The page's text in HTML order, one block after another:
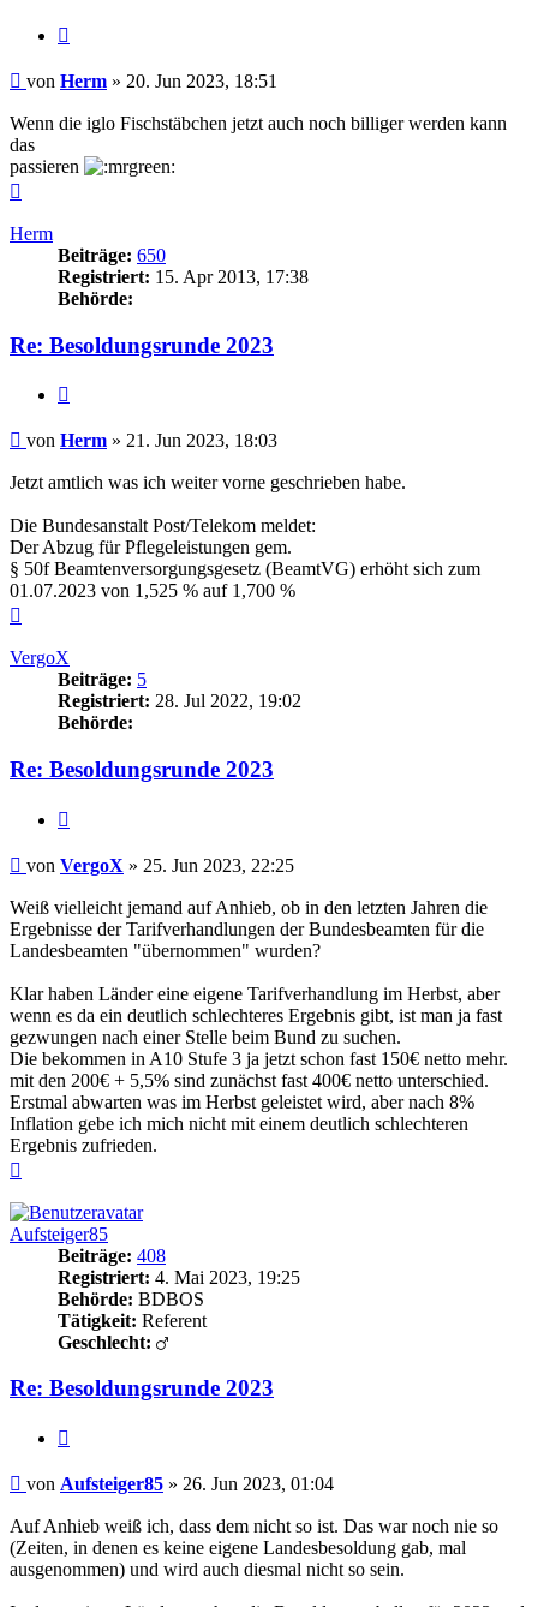
Beitrag
von Herm » 20. Jun 2023, 18:51
Wenn die iglo Fischstäbchen jetzt auch noch billiger werden kann
das
passieren
Herm
Beiträge: 650
Registriert: 15. Apr 2013, 17:38
Behörde:
Re: Besoldungsrunde 2023
Beitrag
von Herm » 21. Jun 2023, 18:03
Jetzt amtlich was ich weiter vorne geschrieben habe.
Die Bundesanstalt Post/Telekom meldet:
Der Abzug für Pflegeleistungen gem.
§ 50f Beamtenversorgungsgesetz (BeamtVG) erhöht sich zum
01.07.2023 von 1,525 % auf 1,700 %
VergoX
Beiträge: 5
Registriert: 28. Jul 2022, 19:02
Behörde:
Re: Besoldungsrunde 2023
Beitrag
von VergoX » 25. Jun 2023, 22:25
Weiß vielleicht jemand auf Anhieb, ob in den letzten Jahren die
Ergebnisse der Tarifverhandlungen der Bundesbeamten für die
Landesbeamten "übernommen" wurden?
Klar haben Länder eine eigene Tarifverhandlung im Herbst, aber
wenn es da ein deutlich schlechteres Ergebnis gibt, ist man ja fast
gezwungen nach einer Stelle beim Bund zu suchen.
Die bekommen in A10 Stufe 3 ja jetzt schon fast 150€ netto mehr.
mit den 200€ + 5,5% sind zunächst fast 400€ netto unterschied.
Erstmal abwarten was im Herbst geleistet wird, aber nach 8%
Inflation gebe ich mich nicht mit einem deutlich schlechteren
Ergebnis zufrieden.
Aufsteiger85
Beiträge: 408
Registriert: 4. Mai 2023, 19:25
Behörde: BDBOS
Tätigkeit: Referent
Geschlecht:
Re: Besoldungsrunde 2023
Beitrag
von Aufsteiger85 » 26. Jun 2023, 01:04
Auf Anhieb weiß ich, dass dem nicht so ist. Das war noch nie so
(Zeiten, in denen es keine eigene Landesbesoldung gab, mal
ausgenommen) und wird auch diesmal nicht so sein.